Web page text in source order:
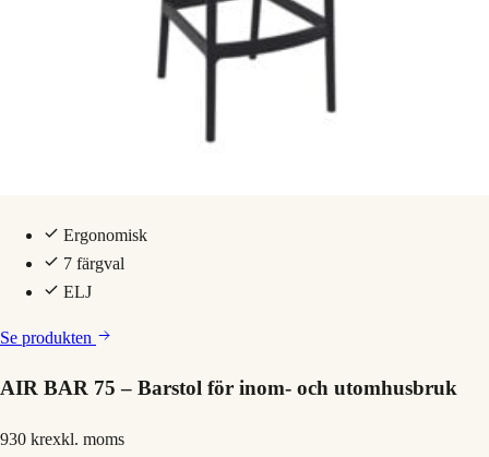
Ergonomisk
7 färgval
ELJ
Se produkten
AIR BAR 75 – Barstol för inom- och utomhusbruk
930 krexkl. moms